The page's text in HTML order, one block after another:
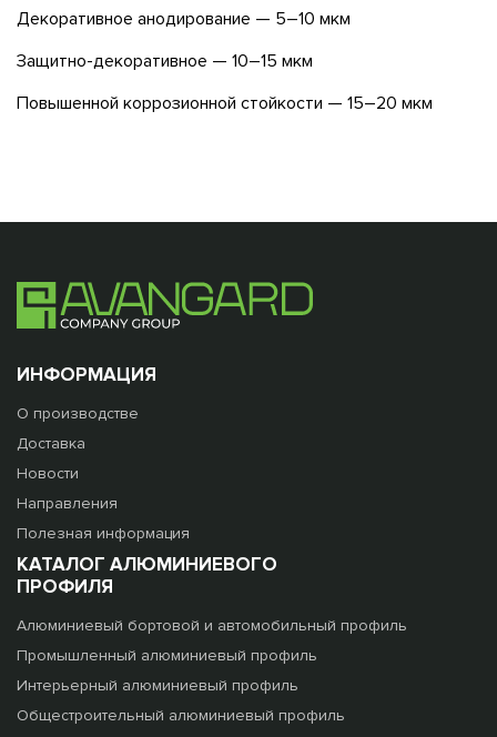
Декоративное анодирование — 5–10 мкм
Защитно-декоративное — 10–15 мкм
Повышенной коррозионной стойкости — 15–20 мкм
ИНФОРМАЦИЯ
О производстве
Доставка
Новости
Направления
Полезная информация
КАТАЛОГ АЛЮМИНИЕВОГО
ПРОФИЛЯ
Алюминиевый бортовой и автомобильный профиль
Промышленный алюминиевый профиль
Интерьерный алюминиевый профиль
Общестроительный алюминиевый профиль